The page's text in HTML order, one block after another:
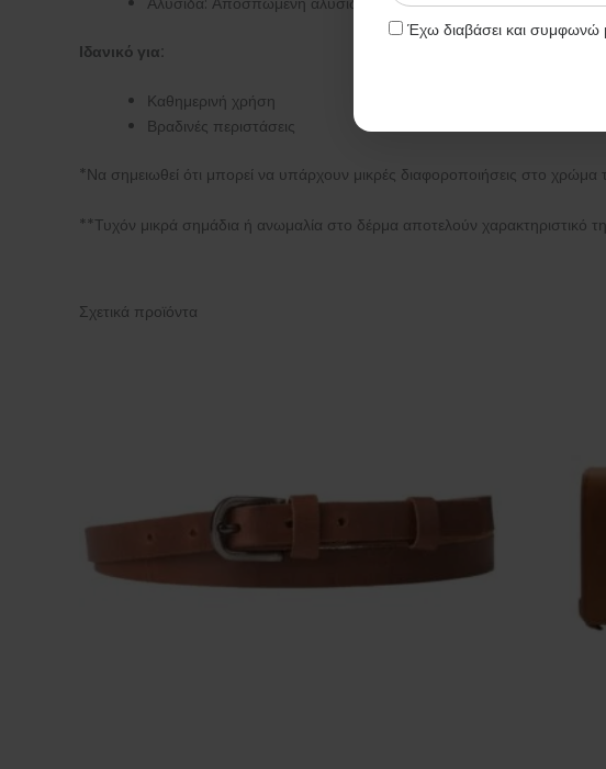
Έχω διαβάσει και συμφωνώ
Ιδανικό για:
Καθημερινή χρήση
Βραδινές περιστάσεις
*Να σημειωθεί ότι μπορεί να υπάρχουν μικρές διαφοροποιήσεις στο
**Τυχόν μικρά σημάδια ή ανωμαλία στο δέρμα αποτελούν χαρακτηριστικό
Σχετικά προϊόντα